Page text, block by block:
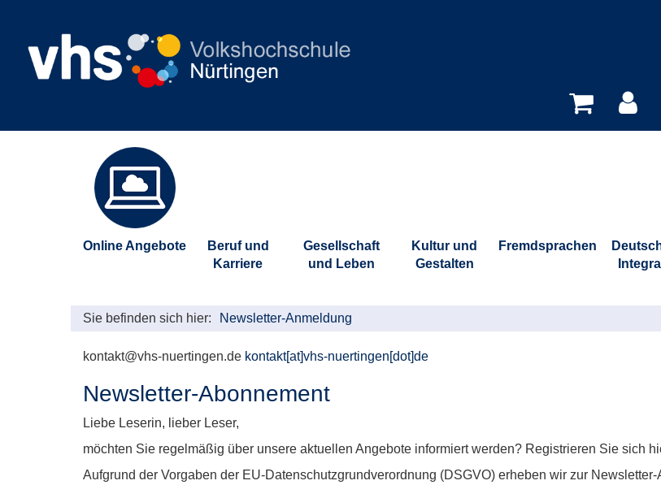
Online Angebote
Beruf und
Karriere
Gesellschaft
und Leben
Kultur und
Gestalten
Fremdsprachen
Sie befinden sich hier: Newsletter-Anmeldung
kontakt@vhs-nuertingen.de kontakt[at]vhs-nuertingen[dot]de
Newsletter-Abonnement
Liebe Leserin, lieber Leser,
möchten Sie regelmäßig über unsere aktuellen Angebote informiert werden? Registrieren Sie sich
Aufgrund der Vorgaben der EU-Datenschutzgrundverordnung (DSGVO) erheben wir zur